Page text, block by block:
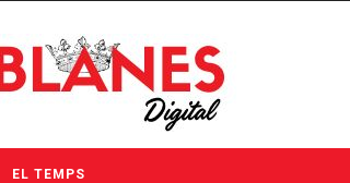
EL TEMPS